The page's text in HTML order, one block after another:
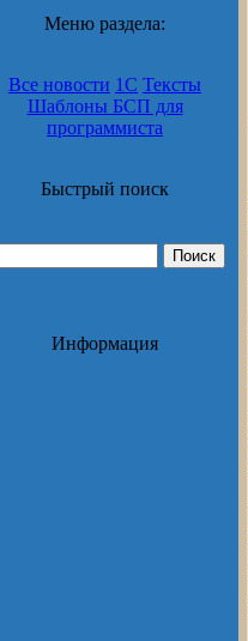
Меню раздела:
Все новости 1С Тексты
Шаблоны БСП для
программиста
Быстрый поиск
Информация